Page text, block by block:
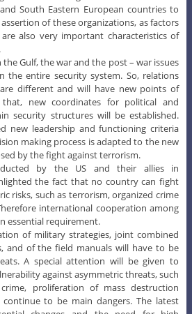
South Eastern European countries to
of these organizations, as factors
also very important characteristics of
Gulf, the war and the post – war issues
the entire security system. So, relations
different and will have new points of
that, new coordinates for political and
security structures will be established.
new leadership and functioning criteria
making process is adapted to the new
by the fight against terrorism.
by the US and their allies in
the fact that no country can fight
risks, such as terrorism, organized crime
international cooperation among
essential requirement.
of military strategies, joint combined
and of the field manuals will have to be
A special attention will be given to
against asymmetric threats, such
proliferation of mass destruction
to be main dangers. The latest